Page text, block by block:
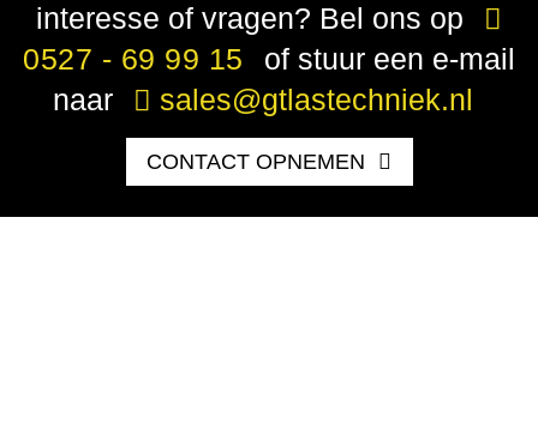
interesse of vragen? Bel ons op
0527 - 69 99 15
of stuur een e-mail
naar
sales@gtlastechniek.nl
CONTACT OPNEMEN